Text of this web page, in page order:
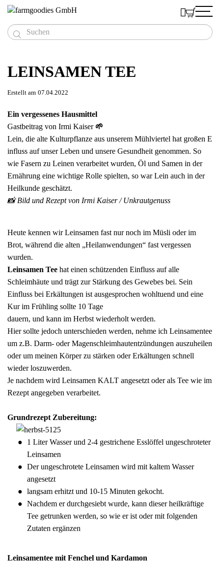

Naturreine Speiseöle
BIO Leindotteröl
BIO Rapsöl
BIO Sonnenblumenöl
BIO Kürbiskernöl
Mohnöl
BIO Sonnenblumenkerne
BIO Hanfsamen Ganz
BIO Hanfsamen Geschält
BIO Buchweizen
BIO Kürbiskerne
Blaumohn
Süßer BIO Senf
Scharfer BIO Senf
BIO Senf Kavi-ah!
Außergewöhnliche Essige
BIO Apfelbalsamessig
Mühlviertler Superfood
BIO Protein-Mix
BIO Gerstengraspulver
BIO Weizengraspulver
Hofeigenes Getreide
BIO Dinkel
BIO Mehl Dinkel
BIO Roggen
BIO Mehl Roggen
Eiweißreiche Hülsenfrüchte
BIO Berglinsen
Richtig gute Geschenke
Firmengeschenke
Öl & Essig Goodies
Dreier Gooodies Öl
Fünfer Gooooodies
alle Geschenke ansehen
Goody-Book
Menschen
Die Bauern
Deshalb
Mühlviertler Bio-Lein
Aktiver Klimaschutz
Auszeichnungen
Testimonials
Kundenstimmen
Sparer kaufen größere Gebinde
Online-Shop
Händler finden
Einblicke
Rezepte
Kleine Warenkunde
Videos

LEINSAMEN TEE
Erstellt am 07.04.2022
Ein vergessenes Hausmittel
Gastbeitrag von Irmi Kaiser🌱
Lein, die alte Kulturpflanze aus unserem Mühlviertel hat großen E
influss auf unser Leben und unsere Gesundheit genommen. So
wie Fasern zu Leinen verarbeitet wurden, Öl und Samen in der
Ernährung eine wichtige Rolle spielten, so war Lein auch in der
Heilkunde geschätzt.
📸 Bild und Rezept von Irmi Kaiser / Unkrautgenuss
Heute kennen wir Leinsamen fast nur noch im Müsli oder im
Brot, während die alten „Heilanwendungen“ fast vergessen
wurden.
Leinsamen Tee hat einen schützenden Einfluss auf alle
Schleimhäute und trägt zur Stärkung des Gewebes bei. Sein
Einfluss bei Erkältungen ist ausgesprochen wohltuend und eine
Kur im Frühling sollte 10 Tage
dauern, und kann im Herbst wiederholt werden.
Hier sollte jedoch unterschieden werden, nehme ich Leinsamentee
um z.B. Darm- oder Magenschleimhautentzündungen auszuheilen
oder um meinen Körper zu stärken oder Erkältungen schnell
wieder loszuwerden.
Je nachdem wird Leinsamen KALT angesetzt oder als Tee wie im
Rezept angegeben verarbeitet.
Grundrezept Zubereitung:
1 Liter Wasser und 2-4 gestrichene Esslöffel ungeschroteter
Leinsamen
Der ungeschrotete Leinsamen wird mit kaltem Wasser
angesetzt
langsam erhitzt und 10-15 Minuten gekocht.
Nachdem er durchgesiebt wurde, kann dieser heilkräftige
Tee getrunken werden, so wie er ist oder mit folgenden
Zutaten ergänzen
Leinsamentee mit Fenchel und Kardamon